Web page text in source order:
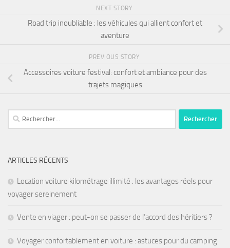
NEXT STORY
Road trip inoubliable : les véhicules qui allient confort et
aventure
PREVIOUS STORY
Accessoires voiture festival: confort et ambiance pour des
trajets magiques
ARTICLES RÉCENTS
Location voiture kilométrage illimité : les avantages réels pour
voyager sereinement
Vente en viager : peut-on se passer de l’accord des héritiers ?
Voyager confortablement en voiture : astuces pour du camping